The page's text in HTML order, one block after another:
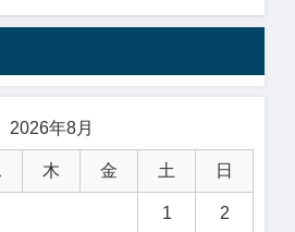
2026年8月
木 金 土 日
1 2